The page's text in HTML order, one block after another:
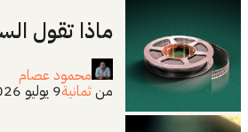
ماذا تقول
محمود عصام
منثمانية9 يوليو 2026